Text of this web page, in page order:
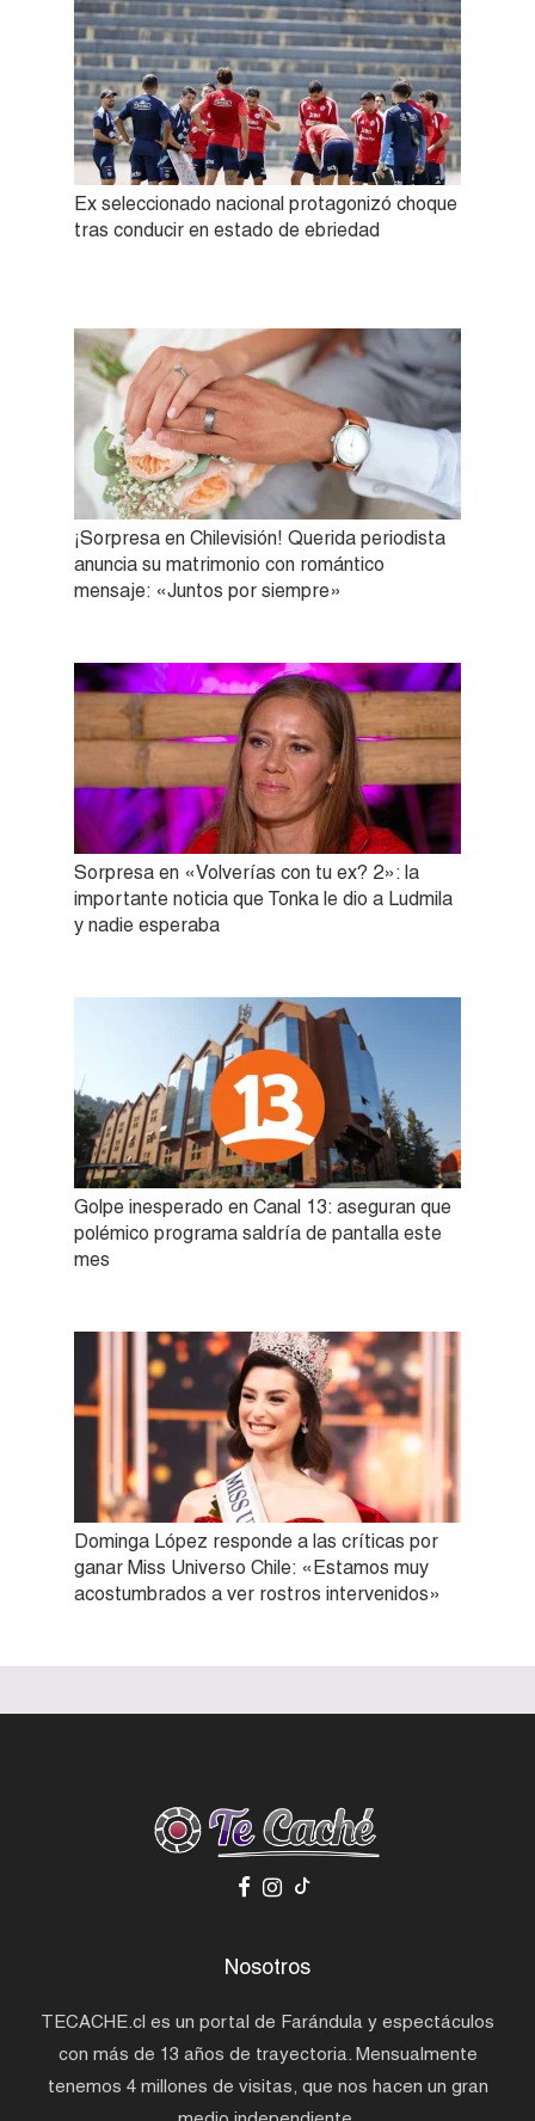
Ex seleccionado nacional protagonizó choque
tras conducir en estado de ebriedad
¡Sorpresa en Chilevisión! Querida periodista
anuncia su matrimonio con romántico
mensaje: «Juntos por siempre»
Sorpresa en «Volverías con tu ex? 2»: la
importante noticia que Tonka le dio a Ludmila
y nadie esperaba
Golpe inesperado en Canal 13: aseguran que
polémico programa saldría de pantalla este
mes
Dominga López responde a las críticas por
ganar Miss Universo Chile: «Estamos muy
acostumbrados a ver rostros intervenidos»
Nosotros
TECACHE.cl es un portal de Farándula y espectáculos
con más de 13 años de trayectoria. Mensualmente
tenemos 4 millones de visitas, que nos hacen un gran